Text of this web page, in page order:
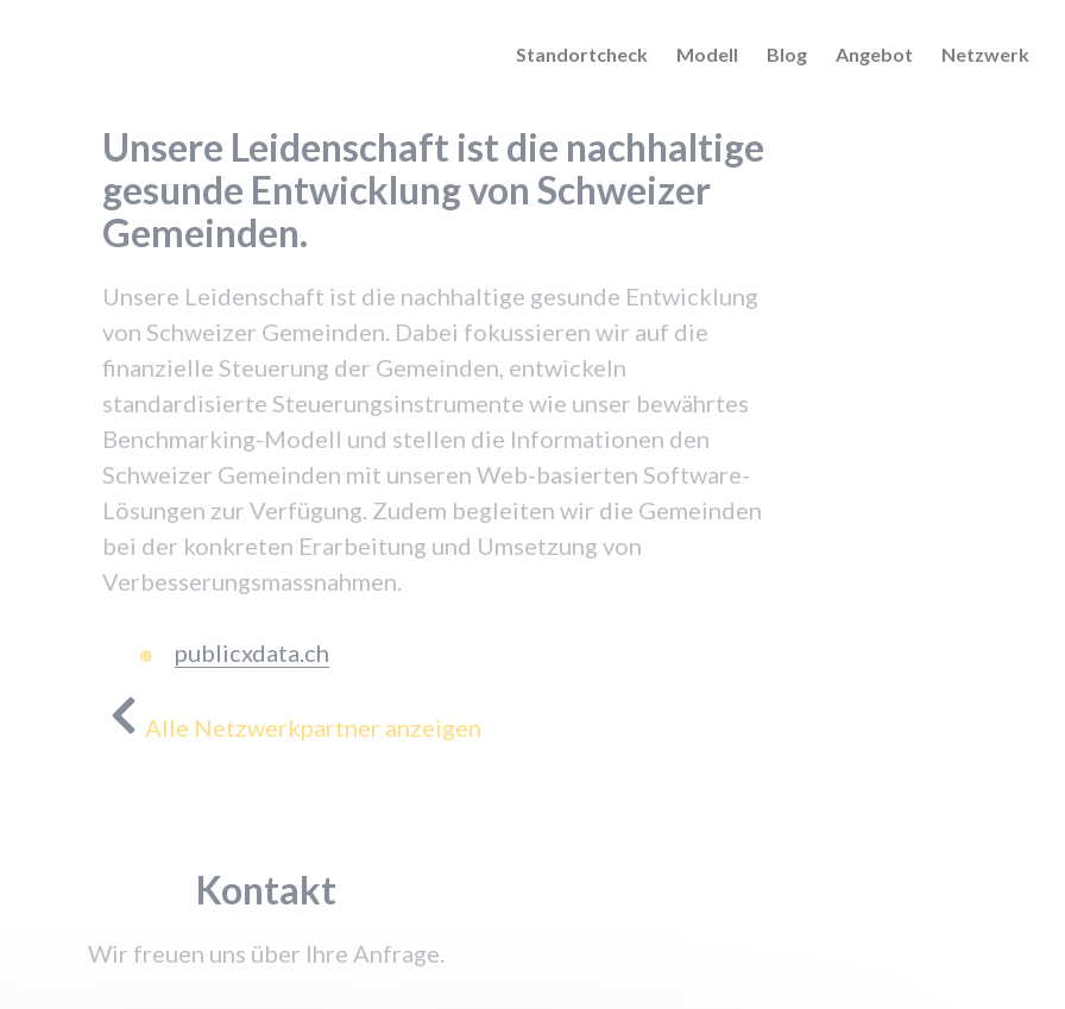
Standortcheck Modell Blog Angebot Netzwerk
Unsere Leidenschaft ist die nachhaltige
gesunde Entwicklung von Schweizer
Gemeinden.
Unsere Leidenschaft ist die nachhaltige gesunde Entwicklung
von Schweizer Gemeinden. Dabei fokussieren wir auf die
finanzielle Steuerung der Gemeinden, entwickeln
standardisierte Steuerungsinstrumente wie unser bewährtes
Benchmarking-Modell und stellen die Informationen den
Schweizer Gemeinden mit unseren Web-basierten Software-
Lösungen zur Verfügung. Zudem begleiten wir die Gemeinden
bei der konkreten Erarbeitung und Umsetzung von
Verbesserungsmassnahmen.
publicxdata.ch
Alle Netzwerkpartner anzeigen
Kontakt
Wir freuen uns über Ihre Anfrage.